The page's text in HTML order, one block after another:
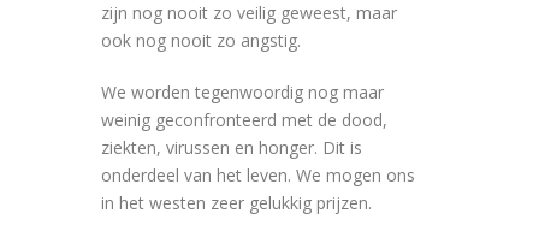
zijn nog nooit zo veilig geweest, maar
ook nog nooit zo angstig.
We worden tegenwoordig nog maar
weinig geconfronteerd met de dood,
ziekten, virussen en honger. Dit is
onderdeel van het leven. We mogen ons
in het westen zeer gelukkig prijzen.